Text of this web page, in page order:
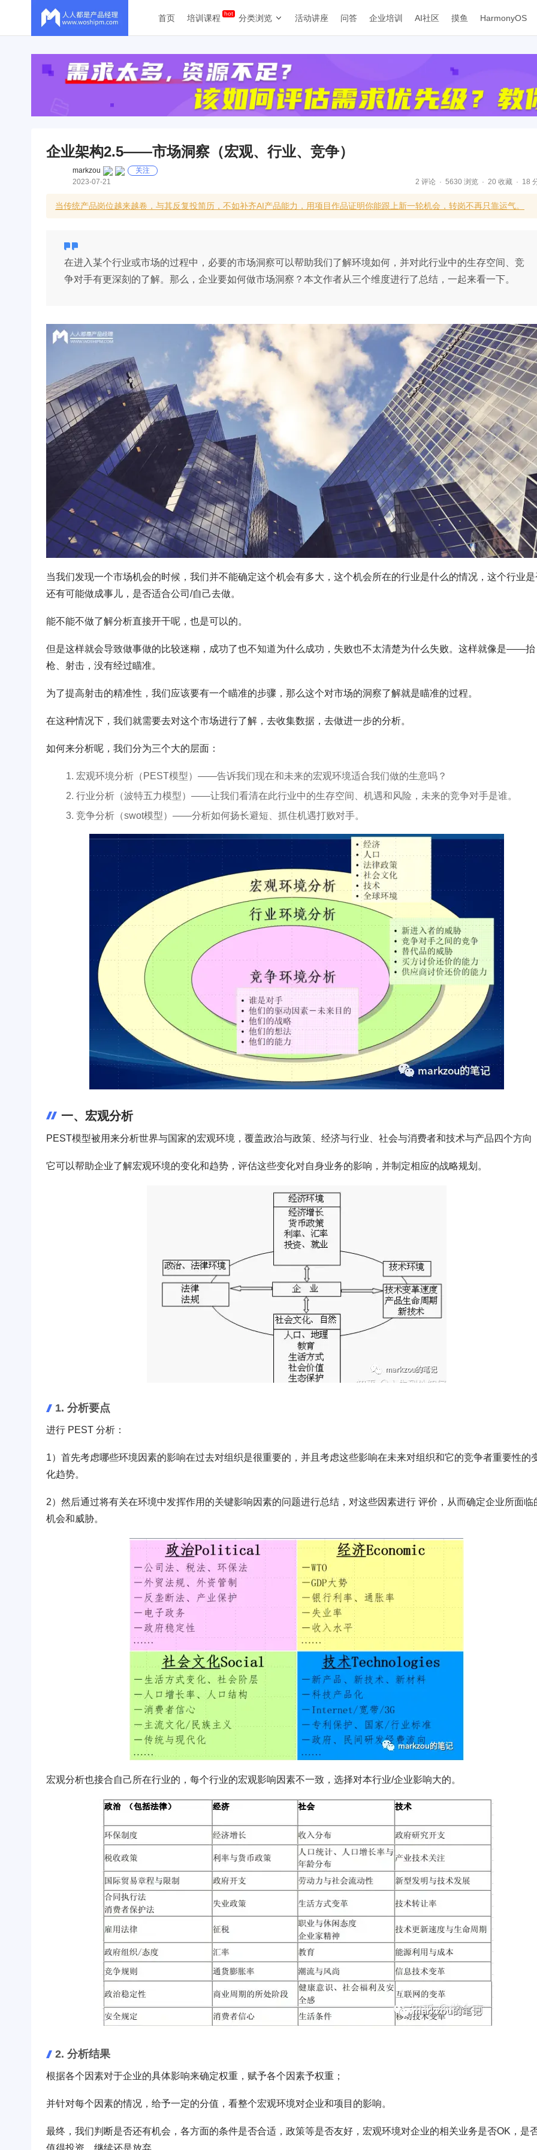
首页 培训课程 分类浏览 活动讲座 问答 企业培训 AI社区 摸鱼 HarmonyOS
企业架构2.5——市场洞察（宏观、行业、竞争）
markzou
关注
2023-07-21
2 评论 5630 浏览 20 收藏 18
当传统产品岗位越来越卷，与其反复投简历，不如补齐AI产品能力，用项目作品证明你能跟上新一轮机会，转岗不再只靠运气。
在进入某个行业或市场的过程中，必要的市场洞察可以帮助我们了解环境如何，并对此行业中的生存空间、竞
争对手有更深刻的了解。那么，企业要如何做市场洞察？本文作者从三个维度进行了总结，一起来看一下。
当我们发现一个市场机会的时候，我们并不能确定这个机会有多大，这个机会所在的行业是什么的情况，这个行业是
还有可能做成事儿，是否适合公司/自己去做。
能不能不做了解分析直接开干呢，也是可以的。
但是这样就会导致做事做的比较迷糊，成功了也不知道为什么成功，失败也不太清楚为什么失败。这样就像是——抬
枪、射击，没有经过瞄准。
为了提高射击的精准性，我们应该要有一个瞄准的步骤，那么这个对市场的洞察了解就是瞄准的过程。
在这种情况下，我们就需要去对这个市场进行了解，去收集数据，去做进一步的分析。
如何来分析呢，我们分为三个大的层面：
宏观环境分析（PEST模型）——告诉我们现在和未来的宏观环境适合我们做的生意吗？
行业分析（波特五力模型）——让我们看清在此行业中的生存空间、机遇和风险，未来的竞争对手是谁。
竞争分析（swot模型）——分析如何扬长避短、抓住机遇打败对手。
一、宏观分析
PEST模型被用来分析世界与国家的宏观环境，覆盖政治与政策、经济与行业、社会与消费者和技术与产品四个方向
它可以帮助企业了解宏观环境的变化和趋势，评估这些变化对自身业务的影响，并制定相应的战略规划。
1. 分析要点
进行 PEST 分析：
1）首先考虑哪些环境因素的影响在过去对组织是很重要的，并且考虑这些影响在未来对组织和它的竞争者重要性的
化趋势。
2）然后通过将有关在环境中发挥作用的关键影响因素的问题进行总结，对这些因素进行 评价，从而确定企业所面临
机会和威胁。
宏观分析也接合自己所在行业的，每个行业的宏观影响因素不一致，选择对本行业/企业影响大的。
2. 分析结果
根据各个因素对于企业的具体影响来确定权重，赋予各个因素予权重；
并针对每个因素的情况，给予一定的分值，看整个宏观环境对企业和项目的影响。
最终，我们判断是否还有机会，各方面的条件是否合适，政策等是否友好，宏观环境对企业的相关业务是否OK，是
值得投资，继续还是放弃。